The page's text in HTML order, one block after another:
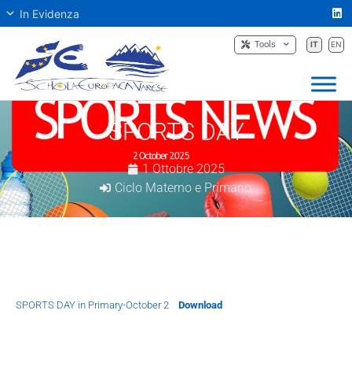
In Evidenza
Tools IT EN
SPORTS DAY
1 Ottobre 2025
Ciclo Materno e Primario
SPORTS DAY in Primary-October 2 Download